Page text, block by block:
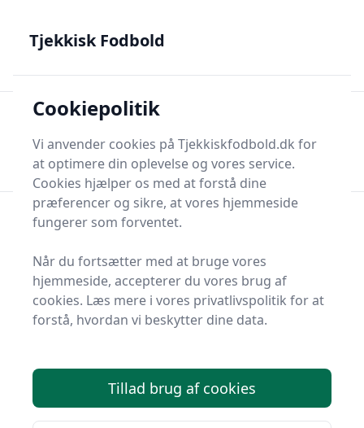
dansk
Søg nu
Tjekkisk Fodbold
Cookiepolitik
Vi anvender cookies på Tjekkiskfodbold.dk for
at optimere din oplevelse og vores service.
Cookies hjælper os med at forstå dine
præferencer og sikre, at vores hjemmeside
fungerer som forventet.
Når du fortsætter med at bruge vores
hjemmeside, accepterer du vores brug af
cookies. Læs mere i vores privatlivspolitik for at
forstå, hvordan vi beskytter dine data.
Tillad brug af cookies